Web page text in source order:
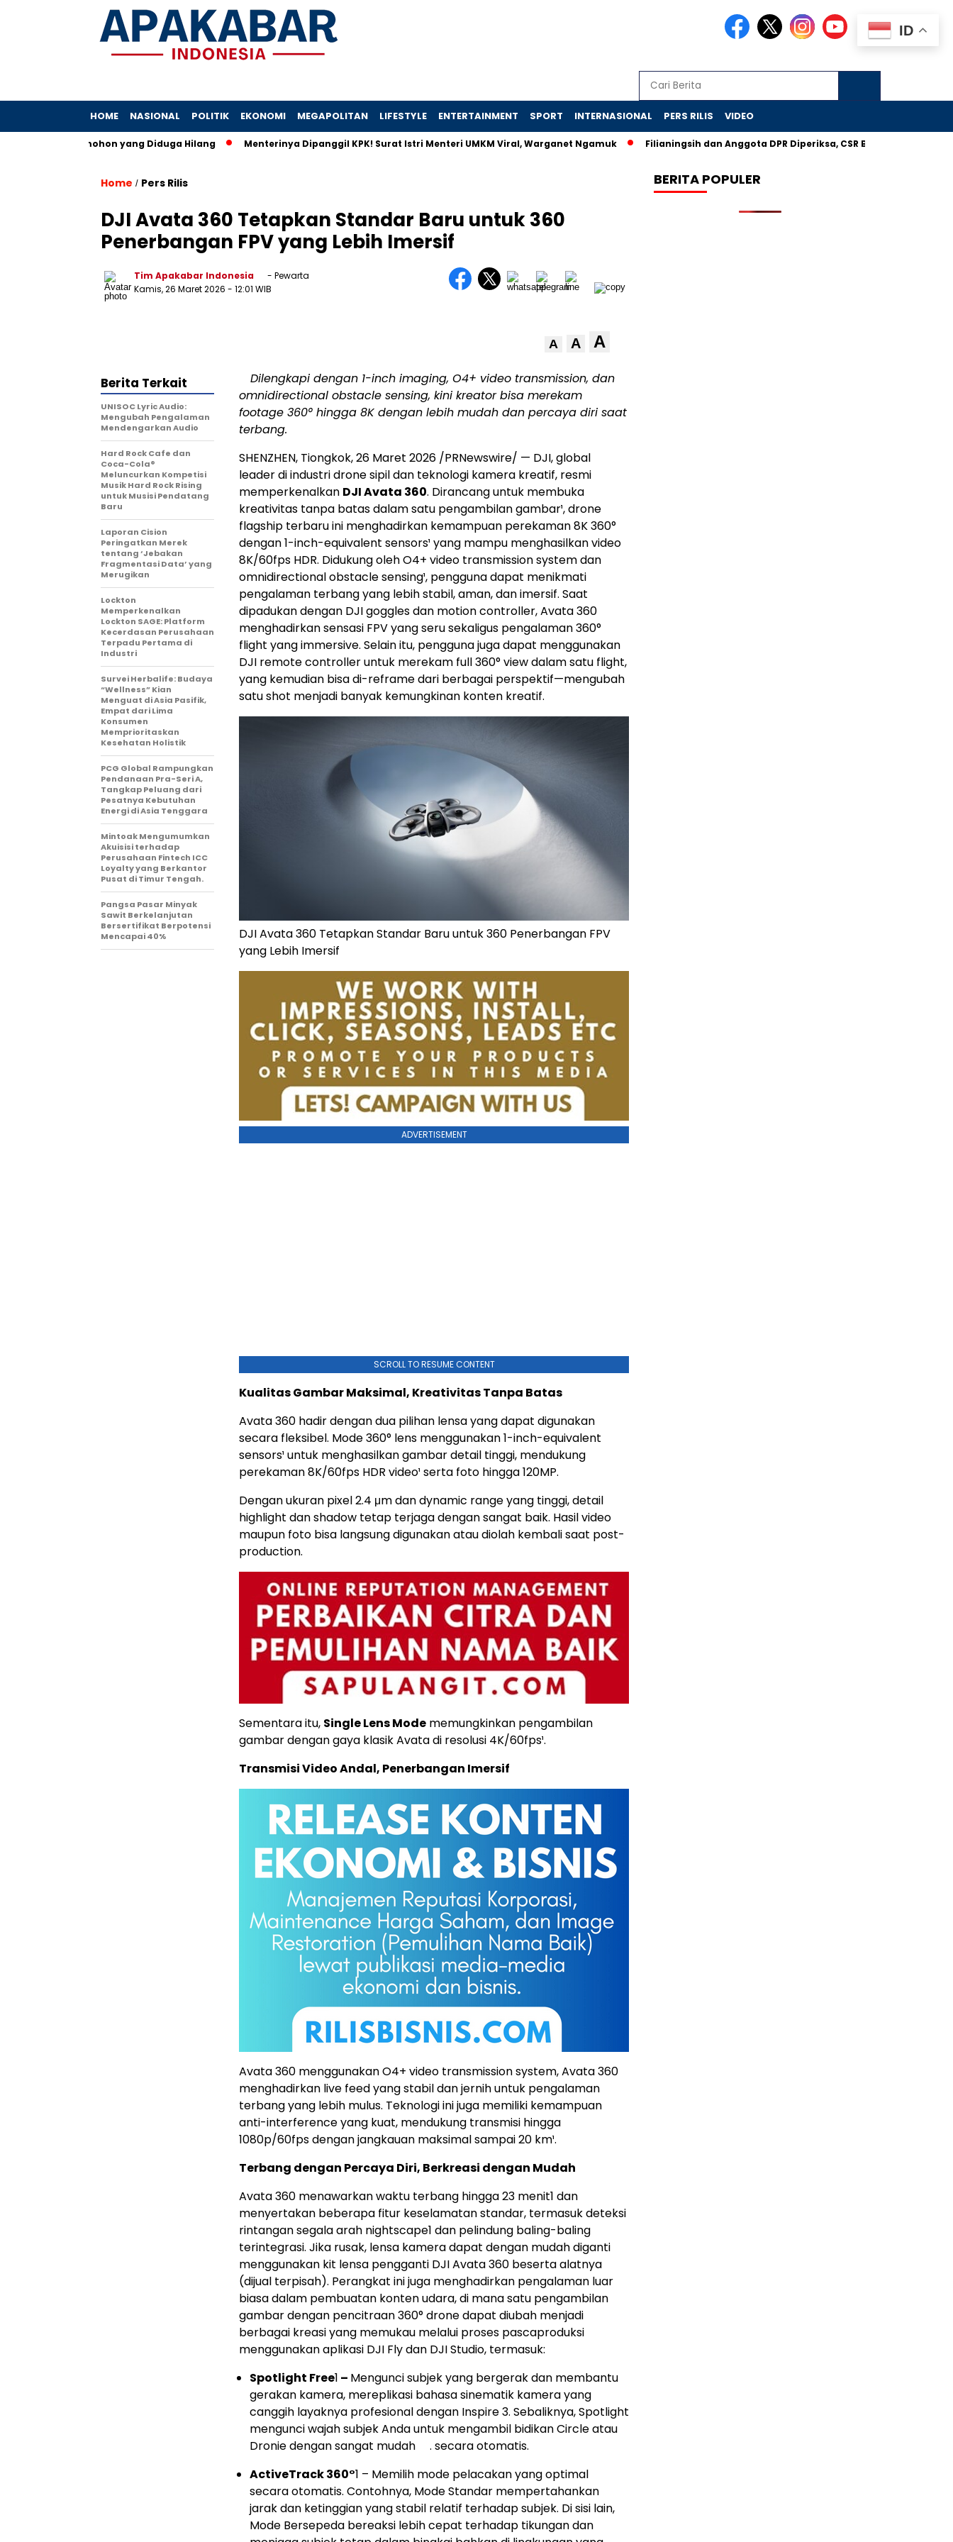
HOME NASIONAL POLITIK EKONOMI MEGAPOLITAN LIFESTYLE ENTERTAINMENT SPORT INTERNASIONAL PERS RILIS VIDEO
Pemohon yang Diduga Hilang Menterinya Dipanggil KPK! Surat Istri Menteri UMKM Viral, Warganet Ngamuk Filianingsih dan Anggota DPR Diperiksa, CSR BI Diusut KPK
Home / Pers Rilis
DJI Avata 360 Tetapkan Standar Baru untuk 360
Penerbangan FPV yang Lebih Imersif
Tim Apakabar Indonesia
- Pewarta
Kamis, 26 Maret 2026 - 12:01 WIB
A A A
Dilengkapi dengan 1-inch imaging, O4+ video transmission, dan
omnidirectional obstacle sensing, kini kreator bisa merekam
footage 360° hingga 8K dengan lebih mudah dan percaya diri saat
terbang.
SHENZHEN, Tiongkok,26 Maret 2026 /PRNewswire/ — DJI, global
leader di industri drone sipil dan teknologi kamera kreatif, resmi
memperkenalkan DJI Avata 360. Dirancang untuk membuka
kreativitas tanpa batas dalam satu pengambilan gambar¹, drone
flagship terbaru ini menghadirkan kemampuan perekaman 8K 360°
dengan 1-inch-equivalent sensors¹ yang mampu menghasilkan video
8K/60fps HDR. Didukung oleh O4+ video transmission system dan
omnidirectional obstacle sensing¹, pengguna dapat menikmati
pengalaman terbang yang lebih stabil, aman, dan imersif. Saat
dipadukan dengan DJI goggles dan motion controller, Avata 360
menghadirkan sensasi FPV yang seru sekaligus pengalaman 360°
flight yang immersive. Selain itu, pengguna juga dapat menggunakan
DJI remote controller untuk merekam full 360° view dalam satu flight,
yang kemudian bisa di-reframe dari berbagai perspektif—mengubah
satu shot menjadi banyak kemungkinan konten kreatif.
DJI Avata 360 Tetapkan Standar Baru untuk 360 Penerbangan FPV
yang Lebih Imersif
ADVERTISEMENT
SCROLL TO RESUME CONTENT
Kualitas Gambar Maksimal, Kreativitas Tanpa Batas
Avata 360 hadir dengan dua pilihan lensa yang dapat digunakan
secara fleksibel. Mode 360° lens menggunakan 1-inch-equivalent
sensors¹ untuk menghasilkan gambar detail tinggi, mendukung
perekaman 8K/60fps HDR video¹ serta foto hingga 120MP.
Dengan ukuran pixel 2.4 μm dan dynamic range yang tinggi, detail
highlight dan shadow tetap terjaga dengan sangat baik. Hasil video
maupun foto bisa langsung digunakan atau diolah kembali saat post-
production.
Sementara itu, Single Lens Mode memungkinkan pengambilan
gambar dengan gaya klasik Avata di resolusi 4K/60fps¹.
Transmisi Video Andal, Penerbangan Imersif
Avata 360 menggunakan O4+ video transmission system, Avata 360
menghadirkan live feed yang stabil dan jernih untuk pengalaman
terbang yang lebih mulus. Teknologi ini juga memiliki kemampuan
anti-interference yang kuat, mendukung transmisi hingga
1080p/60fps dengan jangkauan maksimal sampai 20 km¹.
Terbang dengan Percaya Diri, Berkreasi dengan Mudah
Avata 360 menawarkan waktu terbang hingga 23 menit1 dan
menyertakan beberapa fitur keselamatan standar, termasuk deteksi
rintangan segala arah nightscape1 dan pelindung baling-baling
terintegrasi. Jika rusak, lensa kamera dapat dengan mudah diganti
menggunakan kit lensa pengganti DJI Avata 360 beserta alatnya
(dijual terpisah). Perangkat ini juga menghadirkan pengalaman luar
biasa dalam pembuatan konten udara, di mana satu pengambilan
gambar dengan pencitraan 360° drone dapat diubah menjadi
berbagai kreasi yang memukau melalui proses pascaproduksi
menggunakan aplikasi DJI Fly dan DJI Studio, termasuk:
Spotlight Free1 – Mengunci subjek yang bergerak dan membantu
gerakan kamera, mereplikasi bahasa sinematik kamera yang
canggih layaknya profesional dengan Inspire 3. Sebaliknya, Spotlight
mengunci wajah subjek Anda untuk mengambil bidikan Circle atau
Dronie dengan sangat mudah . secara otomatis.
ActiveTrack 360°1 – Memilih mode pelacakan yang optimal
secara otomatis. Contohnya, Mode Standar mempertahankan
jarak dan ketinggian yang stabil relatif terhadap subjek. Di sisi lain,
Mode Bersepeda bereaksi lebih cepat terhadap tikungan dan
Berita Terkait
UNISOC Lyric Audio:
Mengubah Pengalaman
Mendengarkan Audio
Hard Rock Cafe dan
Coca-Cola®
Meluncurkan Kompetisi
Musik Hard Rock Rising
untuk Musisi Pendatang
Baru
Laporan Cision
Peringatkan Merek
tentang ‘Jebakan
Fragmentasi Data’ yang
Merugikan
Lockton
Memperkenalkan
Lockton SAGE: Platform
Kecerdasan Perusahaan
Terpadu Pertama di
Industri
Survei Herbalife: Budaya
“Wellness” Kian
Menguat di Asia Pasifik,
Empat dari Lima
Konsumen
Memprioritaskan
Kesehatan Holistik
PCG Global Rampungkan
Pendanaan Pra-Seri A,
Tangkap Peluang dari
Pesatnya Kebutuhan
Energi di Asia Tenggara
Mintoak Mengumumkan
Akuisisi terhadap
Perusahaan Fintech ICC
Loyalty yang Berkantor
Pusat di Timur Tengah.
Pangsa Pasar Minyak
Sawit Berkelanjutan
Bersertifikat Berpotensi
Mencapai 40%
BERITA POPULER
ID